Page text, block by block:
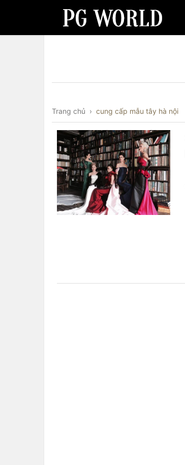
Trang chủ › cung cấp mẫu tây hà nội